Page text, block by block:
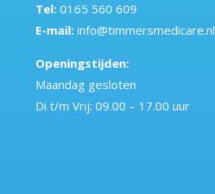
Tel: 0165 560 609
E-mail: info@timmersmedicare.nl
Openingstijden:
Maandag gesloten
Di t/m Vrij: 09.00 – 17.00 uur